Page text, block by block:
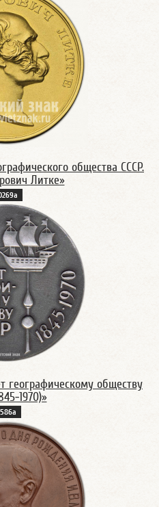
общества СССР.
Литке»
географическому обществу
1970)»